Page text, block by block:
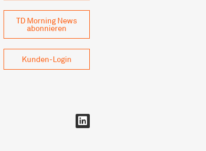
TD Morning News
abonnieren
Kunden-Login